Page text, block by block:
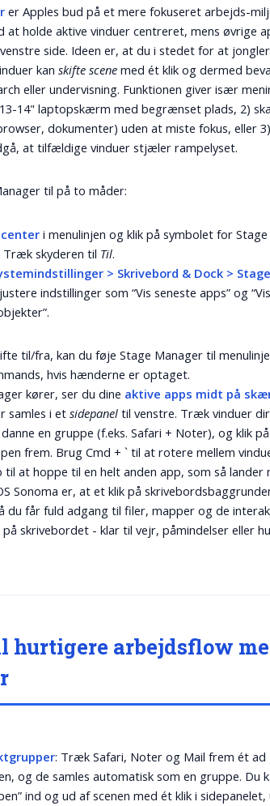
er Apples bud på et mere fokuseret arbejds-
holde aktive vinduer centreret, mens øvrige
side. Ideen er, at du i stedet for at
kanskifte scene med ét klik og dermed
eller undervisning. Funktionen giver især
14" laptopskærm med begrænset plads, 2)
dokumenter) uden at miste fokus, eller
at tilfældige vinduer stjæler rampelyset.
til på to måder:
i menulinjen og klik på symbolet for
Træk skyderen til Til.
> Skrivebord & Dock >
indstillinger som “Vis seneste apps” og “Vis
til/fra, kan du føje Stage Manager til
hvis hænderne er optaget.
kører, ser du dine aktive apps midt på
samles i etsidepanel til venstre. Træk vinduer
en gruppe (f.eks. Safari + Noter), og klik
frem. BrugCmd + ` til at rotere mellem
til at hoppe til en helt anden app, som så lander
Sonoma er, at et klik på
du får fuld adgang til filer, mapper og de
på skrivebordet - klar til vejr, påmindelser eller
hurtigere arbejdsflow
: Træk Safari, Noter og Mail frem ét ad
og de samles automatisk som en gruppe. Du
ind og ud af scenen med ét klik i